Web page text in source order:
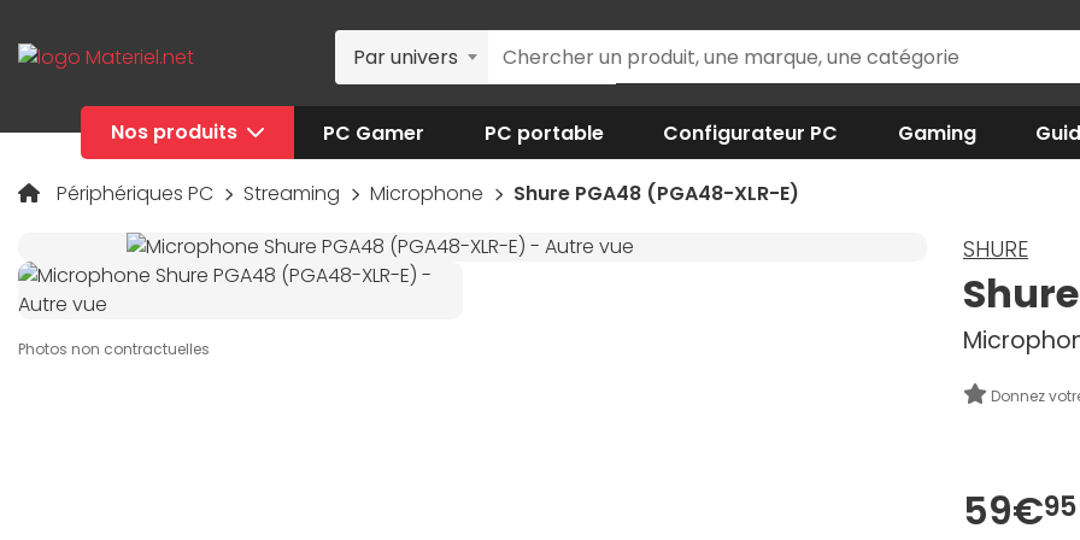
Par univers
Nos produits PC Gamer PC portable Configurateur PC Gaming
Périphériques PC Streaming Microphone Shure PGA48 (PGA48-XLR-E)
Photos non contractuelles
SHURE
Donnez
59€95